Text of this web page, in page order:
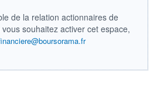
de la relation actionnaires de
souhaitez activer cet espace,